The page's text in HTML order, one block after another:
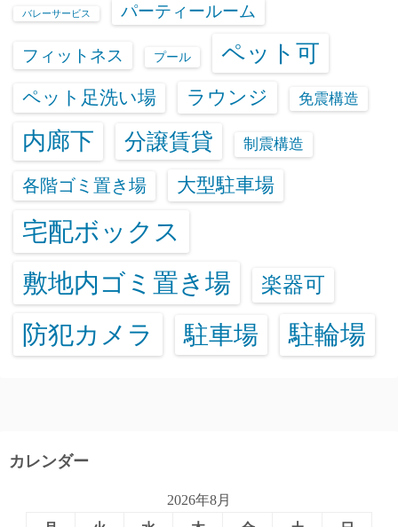
バレーサービス パーティールーム
フィットネス プール ペット可
ペット足洗い場 ラウンジ 免震構造
内廊下 分譲賃貸 制震構造
各階ゴミ置き場 大型駐車場
宅配ボックス
敷地内ゴミ置き場
楽器可
防犯カメラ 駐車場 駐輪場
カレンダー
2026年8月